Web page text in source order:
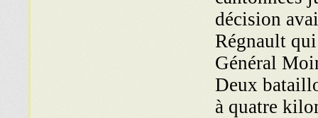
décision
Régnault
Général
Deux
à quatre